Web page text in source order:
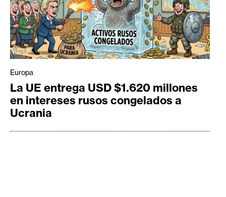
Europa
La UE entrega USD $1.620 millones
en intereses rusos congelados a
Ucrania